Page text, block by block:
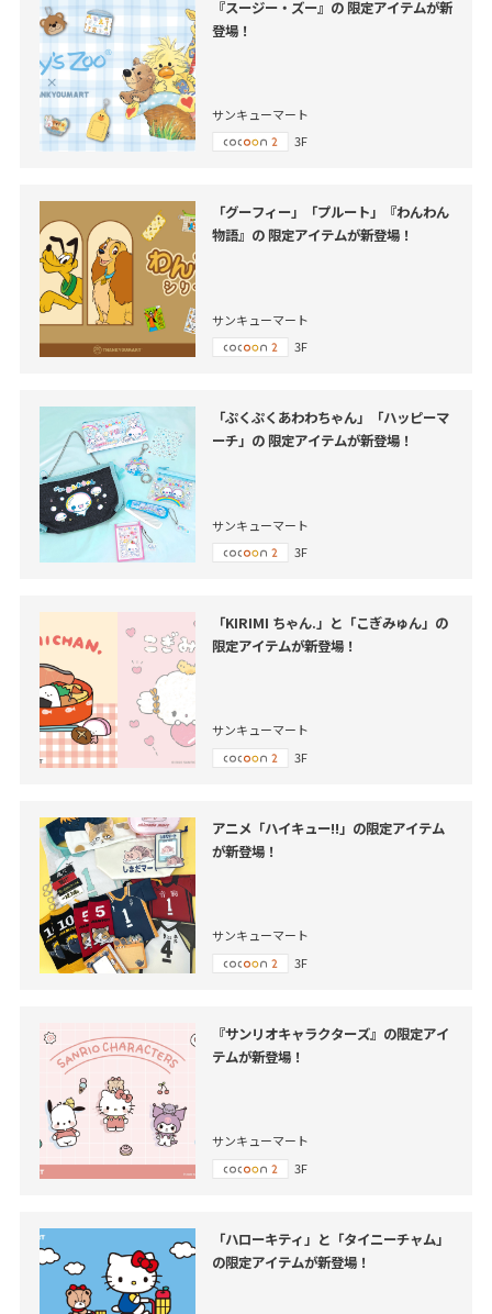
『スージー・ズー』の 限定アイテムが新
登場！
サンキューマート
3F
「グーフィー」「プルート」『わんわん
物語』の 限定アイテムが新登場！
サンキューマート
3F
「ぷくぷくあわわちゃん」「ハッピーマ
ーチ」の 限定アイテムが新登場！
サンキューマート
3F
「KIRIMI ちゃん.」と「こぎみゅん」の
限定アイテムが新登場！
サンキューマート
3F
アニメ「ハイキュー!!」の限定アイテム
が新登場！
サンキューマート
3F
『サンリオキャラクターズ』の限定アイ
テムが新登場！
サンキューマート
3F
「ハローキティ」と「タイニーチャム」
の限定アイテムが新登場！